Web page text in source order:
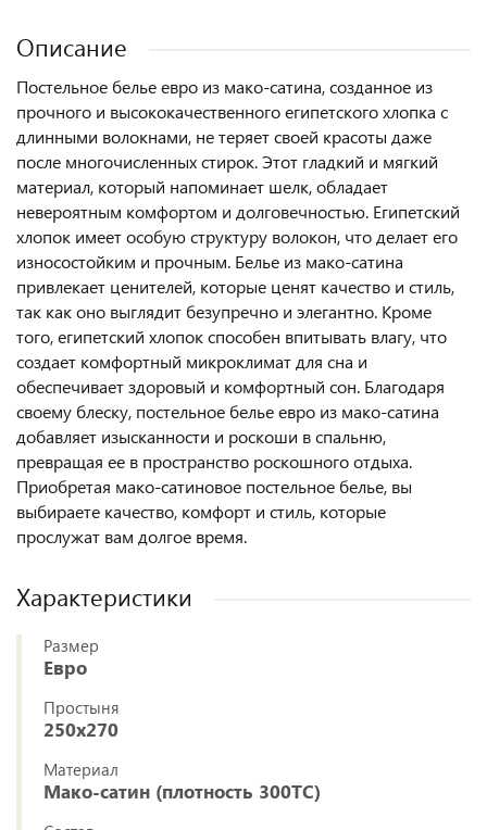
Описание
Постельное белье евро из мако-сатина, созданное из
прочного и высококачественного египетского хлопка с
длинными волокнами, не теряет своей красоты даже
после многочисленных стирок. Этот гладкий и мягкий
материал, который напоминает шелк, обладает
невероятным комфортом и долговечностью. Египетский
хлопок имеет особую структуру волокон, что делает его
износостойким и прочным. Белье из мако-сатина
привлекает ценителей, которые ценят качество и стиль,
так как оно выглядит безупречно и элегантно. Кроме
того, египетский хлопок способен впитывать влагу, что
создает комфортный микроклимат для сна и
обеспечивает здоровый и комфортный сон. Благодаря
своему блеску, постельное белье евро из мако-сатина
добавляет изысканности и роскоши в спальню,
превращая ее в пространство роскошного отдыха.
Приобретая мако-сатиновое постельное белье, вы
выбираете качество, комфорт и стиль, которые
прослужат вам долгое время.
Характеристики
Размер
Евро
Простыня
250x270
Материал
Мако-сатин (плотность 300ТС)